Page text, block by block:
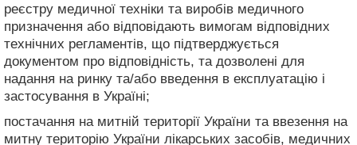
реєстру медичної техніки та виробів медичного
призначення або відповідають вимогам відповідних
технічних регламентів, що підтверджується
документом про відповідність, та дозволені для
надання на ринку та/або введення в експлуатацію і
застосування в Україні;
постачання на митній території України та ввезення на
митну територію України лікарських засобів, медичних